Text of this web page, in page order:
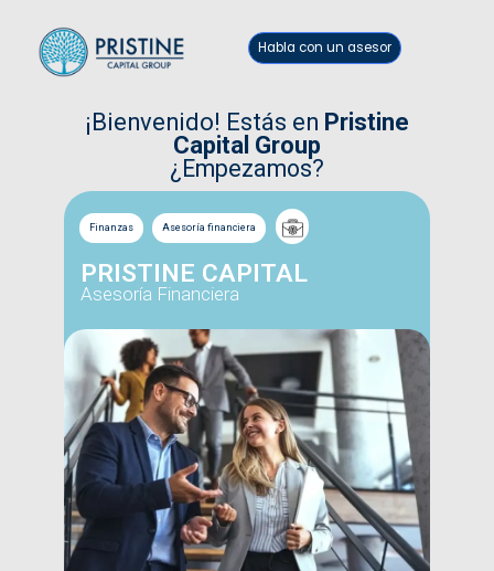
Habla con un asesor
¡Bienvenido! Estás en Pristine
Capital Group
¿Empezamos?
Finanzas Asesoría financiera
PRISTINE CAPITAL
Asesoría Financiera